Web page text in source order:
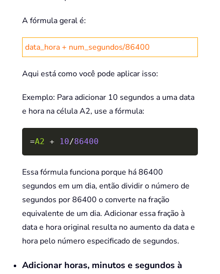
A fórmula geral é:
data_hora + num_segundos/86400
Aqui está como você pode aplicar isso:
Exemplo: Para adicionar 10 segundos a uma data
e hora na célula A2, use a fórmula:
=A2 + 10/86400
Essa fórmula funciona porque há 86400
segundos em um dia, então dividir o número de
segundos por 86400 o converte na fração
equivalente de um dia. Adicionar essa fração à
data e hora original resulta no aumento da data e
hora pelo número especificado de segundos.
Adicionar horas, minutos e segundos à